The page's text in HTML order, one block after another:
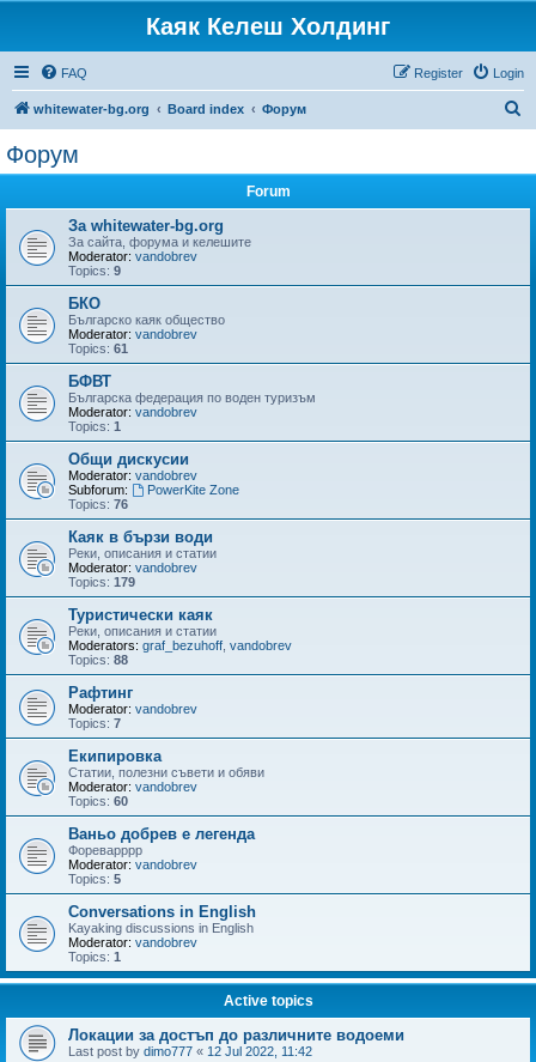
Каяк Келеш Холдинг
FAQ Login
Register
whitewater-bg.org Board index Форум
Форум
Forum
За whitewater-bg.org
За сайта, форума и келешите
Moderator: vandobrev
Topics: 9
БКО
Българско каяк общество
Moderator: vandobrev
Topics: 61
БФВТ
Българска федерация по воден туризъм
Moderator: vandobrev
Topics: 1
Общи дискусии
Moderator: vandobrev
Subforum:
PowerKite Zone
Topics: 76
Каяк в бързи води
Реки, описания и статии
Moderator: vandobrev
Topics: 179
Туристически каяк
Реки, описания и статии
Moderators: graf_bezuhoff vandobrev
Topics: 88
Рафтинг
Moderator: vandobrev
Topics: 7
Екипировка
Статии, полезни съвети и обяви
Moderator: vandobrev
Topics: 60
Ваньо добрев е легенда
Фореварррр
Moderator: vandobrev
Topics: 5
Conversations in English
Kayaking discussions in English
Moderator: vandobrev
Topics: 1
Active topics
Локации за достъп до различните водоеми
Last post by dimo777 « 12 Jul 2022, 11:42